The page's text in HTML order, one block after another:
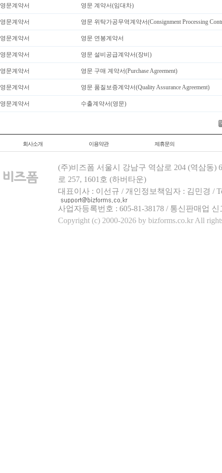
영문계약서 영문 계약서(임대차)
영문계약서 영문 위탁가공무역계약서(Consignment Processing
영문계약서 영문 연봉계약서
영문계약서 영문 설비공급계약서(장비)
영문계약서 영문 구매 계약서(Purchase Agreement)
영문계약서 영문 품질보증계약서(Quality Assurance Agreement)
영문계약서 수출계약서(영문)
회사소개 이용약관 제휴문의
(주)비즈폼 서울시 강남구 역삼로 204 (역삼동)
로 257, 1601호 (하버타운)
대표이사 : 이선규 / 개인정보책임자 : 김민경 /
사업자등록번호 : 605-81-38178 / 통신판매업
Copyright (c) 2000-2026 by bizforms.co.kr All